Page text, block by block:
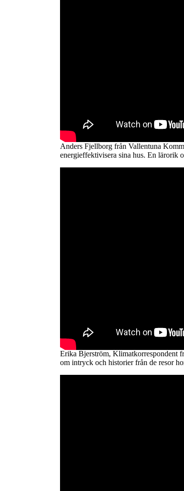
Anders Fjellborg från Vallentuna
energieffektivisera sina hus. En lärorik
Erika Bjerström, Klimatkorrespondent
om intryck och historier från de resor